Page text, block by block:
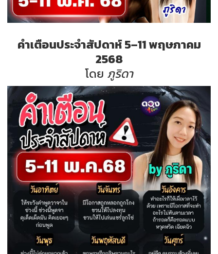
คำเตือนประจำสัปดาห์ 5–11 พฤษภาคม
2568
โดย ภูริดา